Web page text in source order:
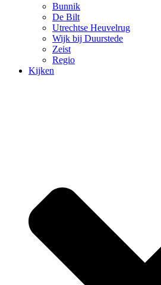
Bunnik
De Bilt
Utrechtse Heuvelrug
Wijk bij Duurstede
Zeist
Regio
Kijken